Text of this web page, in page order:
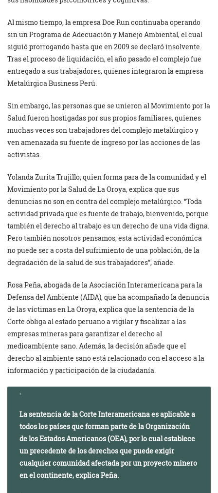
Al mismo tiempo, la empresa Doe Run continuaba operando
sin un Programa de Adecuación y Manejo Ambiental, el cual
siguió prorrogando hasta que en 2009 se declaró insolvente.
Tras el proceso de liquidación, el año pasado el complejo fue
entregado a sus trabajadores, quienes integraron la empresa
Metalúrgica Business Perú.
Sin embargo, las personas que se unieron al Movimiento por la
Salud fueron hostigadas por sus propios familiares, quienes
muchas veces son trabajadores del complejo metalúrgico y
ven amenazada su fuente de ingreso por las acciones de las
activistas.
Yolanda Zurita Trujillo, quien forma para de la comunidad y el
Movimiento por la Salud de La Oroya, explica que sus
denuncias no son en contra del complejo metalúrgico. “Toda
actividad privada que es fuente de trabajo, bienvenido, porque
también el derecho al trabajo es un derecho de una vida digna.
Pero también nosotros pensamos, esta actividad económica
no puede ser a costa del sufrimiento de una población, de la
degradación de la salud de sus trabajadores”, añade.
Rosa Peña, abogada de la Asociación Interamericana para la
Defensa del Ambiente (AIDA), que ha acompañado la denuncia
de las víctimas en La Oroya, explica que la sentencia de la
Corte obliga al estado peruano a vigilar y fiscalizar a las
empresas mineras para garantizar el derecho al
medioambiente sano. Además, la decisión añade que el
derecho al ambiente sano está relacionado con el acceso a la
información y participación de la ciudadanía.
La sentencia de la Corte Interamericana es aplicable a
todos los países que forman parte de la Organización
de los Estados Americanos (OEA), por lo cual establece
un precedente de los derechos que puede exigir
cualquier comunidad afectada por un proyecto minero
en el continente, explica Peña.